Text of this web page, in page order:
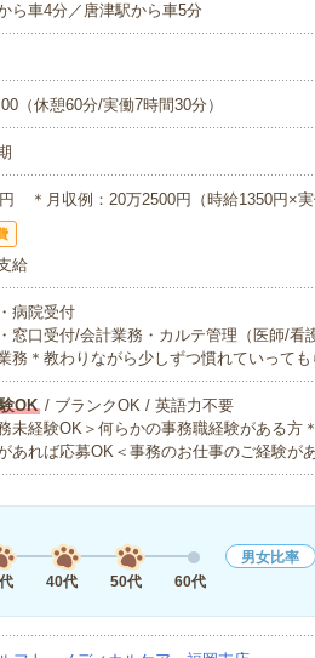
ら車4分／唐津駅から車5分
（休憩60分/実働7時間30分）
＊月収例：20万2500円（時給1350円×実
給
病院受付
窓口受付/会計業務・カルテ管理（医師/看
務＊教わりながら少しずつ慣れていって
OK/ ブランクOK / 英語力不要
未経験OK＞何らかの事務職経験がある方
あれば応募OK＜事務のお仕事のご経験が
40代 50代 60代
男女比率